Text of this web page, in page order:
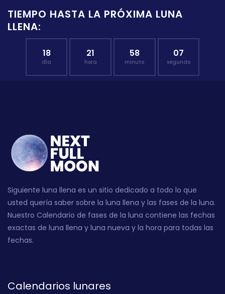
TIEMPO HASTA LA PRÓXIMA LUNA
LLENA:
18
día
21
hora
58
minuto
06
segundo
Siguiente luna llena es un sitio dedicado a todo lo que
usted quería saber sobre la luna llena y las fases de la luna.
Nuestro Calendario de fases de la luna contiene las fechas
exactas de luna llena y luna nueva y la hora para todas las
fechas.
Calendarios lunares